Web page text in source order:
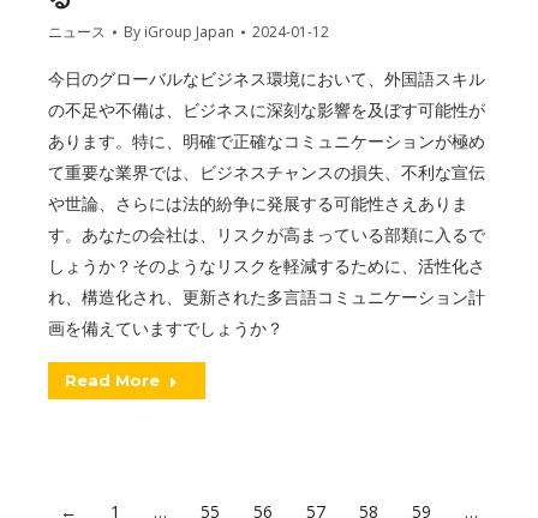
ニュース By iGroup Japan 2024-01-12
今日のグローバルなビジネス環境において、外国語スキル
の不足や不備は、ビジネスに深刻な影響を及ぼす可能性が
あります。特に、明確で正確なコミュニケーションが極め
て重要な業界では、ビジネスチャンスの損失、不利な宣伝
や世論、さらには法的紛争に発展する可能性さえありま
す。あなたの会社は、リスクが高まっている部類に入るで
しょうか？そのようなリスクを軽減するために、活性化さ
れ、構造化され、更新された多言語コミュニケーション計
画を備えていますでしょうか？
Read More
← 1 … 55 56 57 58 59 …